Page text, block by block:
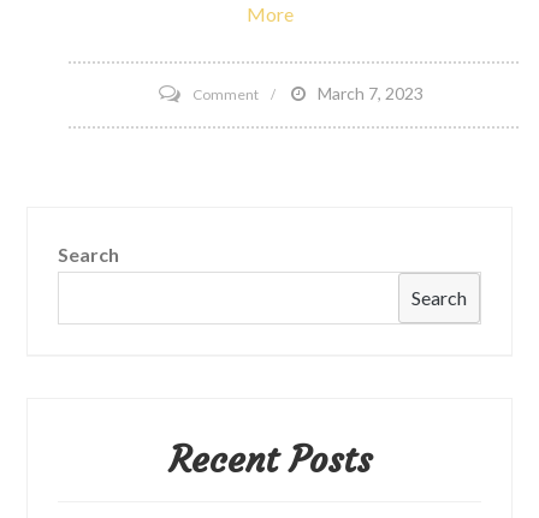
More
Commenton
هل
March 7, 2023
Search
Search
Recent Posts